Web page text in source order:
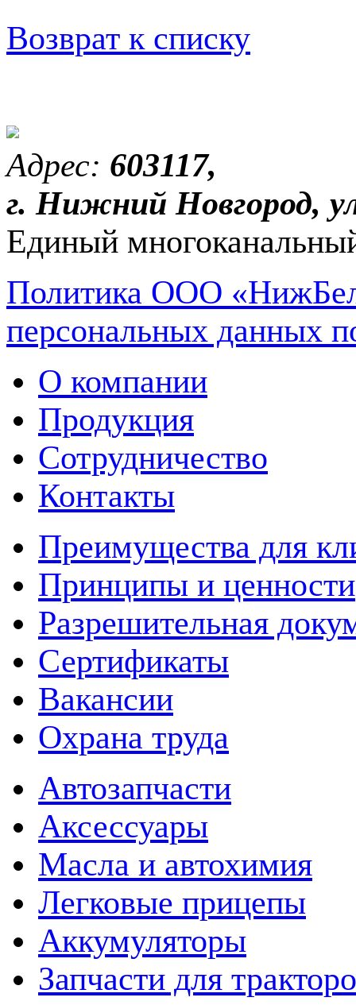
Возврат к списку
Адрес: 603117,
г. Нижний Новгород,
Единый
Политика ООО
персональных данных
О компании
Продукция
Сотрудничество
Контакты
Преимущества для
Принципы и ценности
Разрешительная
Сертификаты
Вакансии
Охрана труда
Автозапчасти
Аксессуары
Масла и автохимия
Легковые прицепы
Аккумуляторы
Запчасти для